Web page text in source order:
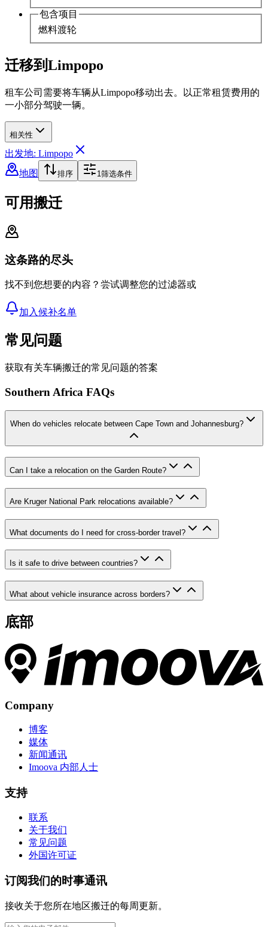
包含项目
燃料渡轮
迁移到Limpopo
租车公司需要将车辆从Limpopo移动出去。以正常租赁费用的
一小部分驾驶一辆。
相关性
出发地: Limpopo
地图
排序 1筛选条件
可用搬迁
这条路的尽头
找不到您想要的内容？尝试调整您的过滤器或
加入候补名单
常见问题
获取有关车辆搬迁的常见问题的答案
Southern Africa FAQs
When do vehicles relocate between Cape Town and Johannesburg?
Can I take a relocation on the Garden Route?
Are Kruger National Park relocations available?
What documents do I need for cross-border travel?
Is it safe to drive between countries?
What about vehicle insurance across borders?
底部
Company
博客
媒体
新闻通讯
Imoova 内部人士
支持
联系
关于我们
常见问题
外国许可证
订阅我们的时事通讯
接收关于您所在地区搬迁的每周更新。